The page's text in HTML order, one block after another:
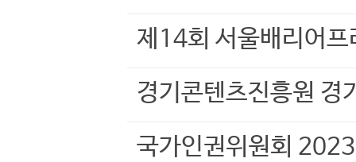
제14회 서울배리어프
경기콘텐츠진흥원 경
국가인권위원회